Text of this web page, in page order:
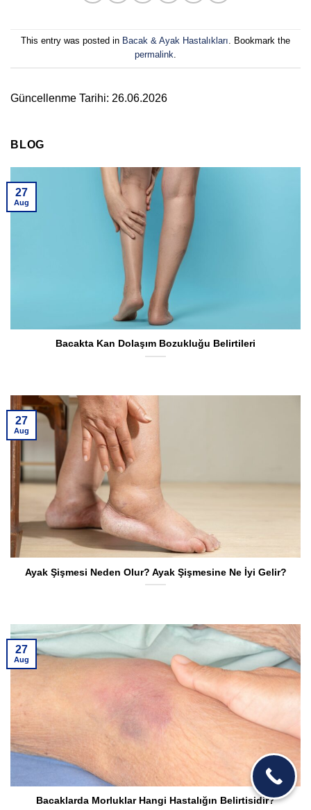
This entry was posted in Bacak & Ayak Hastalıkları. Bookmark the
permalink.
Güncellenme Tarihi: 26.06.2026
BLOG
Bacakta Kan Dolaşım Bozukluğu Belirtileri
27
Aug
Ayak Şişmesi Neden Olur? Ayak Şişmesine Ne İyi Gelir?
27
Aug
Bacaklarda Morluklar Hangi Hastalığın Belirtisidir?
27
Aug